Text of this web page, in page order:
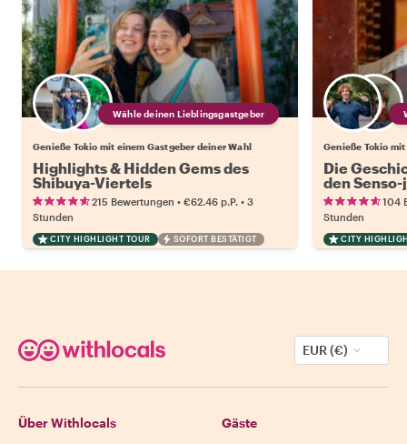
Wähle deinen Lieblingsgastgeber
Genieße Tokio mit einem Gastgeber deiner Wahl
Highlights & Hidden Gems des
Shibuya-Viertels
215 Bewertungen • €62.46 p.P. • 3
Stunden
CITY HIGHLIGHT TOUR SOFORT BESTÄTIGT
Genieße Tokio
Die
den
Asakusa-104
Stunden
CITY
EUR (€)
Über Withlocals Gäste